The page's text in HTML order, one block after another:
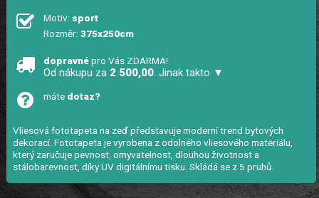
Motiv: sport
Rozměr: 375x250cm
dopravnépro Vás ZDARMA!
Od nákupu za 2 500,00. Jinak takto ▼
máte dotaz?
Vliesová fototapeta na zeď představuje moderní trend bytových
dekorací. Fototapeta je vyrobena z odolného vliesového materiálu,
který zaručuje pevnost, omyvatelnost, dlouhou životnost a
stálobarevnost, díky UV digitálnímu tisku. Skládá se z 5 pruhů.